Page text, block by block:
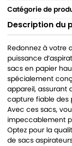
Catégorie de
Description du
Redonnez à votre
puissance
sacs en papier
spécialement
appareil, assurant
capture fiable des
Avec ces sacs,
impeccablement
Optez pour la
de sacs